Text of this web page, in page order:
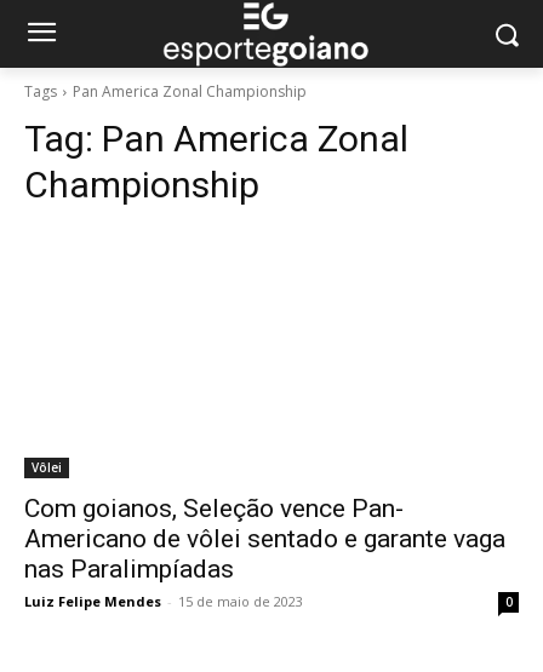
Tags Pan America Zonal Championship
Tag: Pan America Zonal
Championship
Vôlei
Com goianos, Seleção vence Pan-
Americano de vôlei sentado e garante vaga
nas Paralimpíadas
Luiz Felipe Mendes - 15 de maio de 2023 0